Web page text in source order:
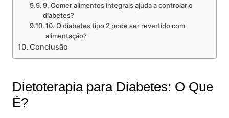
9. Comer alimentos integrais ajuda a controlar o
diabetes?
10. O diabetes tipo 2 pode ser revertido com
alimentação?
Conclusão
Dietoterapia para Diabetes: O Que
É?